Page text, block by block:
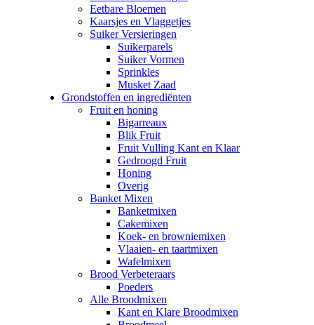
Eetbare Bloemen
Kaarsjes en Vlaggetjes
Suiker Versieringen
Suikerparels
Suiker Vormen
Sprinkles
Musket Zaad
Grondstoffen en ingrediënten
Fruit en honing
Bigarreaux
Blik Fruit
Fruit Vulling Kant en Klaar
Gedroogd Fruit
Honing
Overig
Banket Mixen
Banketmixen
Cakemixen
Koek- en browniemixen
Vlaaien- en taartmixen
Wafelmixen
Brood Verbeteraars
Poeders
Alle Broodmixen
Kant en Klare Broodmixen